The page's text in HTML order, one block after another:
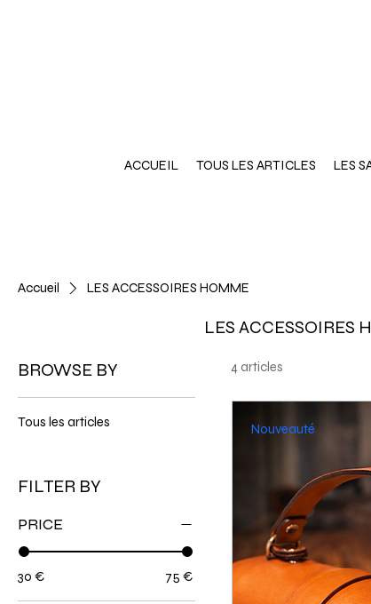
ACCUEIL TOUS LES ARTICLES LES
Accueil LES ACCESSOIRES HOMME
LES ACCESSOIRES
BROWSE BY
Tous les articles
FILTER BY
PRICE
30 € 75 €
4 articles
Nouveauté